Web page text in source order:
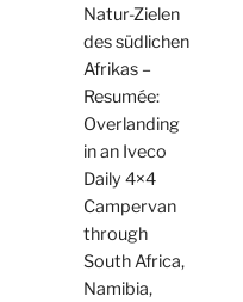
Natur-Zielen
des südlichen
Afrikas –
Resumée:
Overlanding
in an Iveco
Daily 4×4
Campervan
through
South Africa,
Namibia,